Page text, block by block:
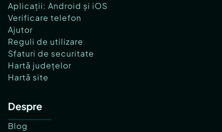
Aplicații: Android și iOS
Verificare telefon
Ajutor
Reguli de utilizare
Sfaturi de securitate
Hartă județelor
Hartă site
Despre
Blog